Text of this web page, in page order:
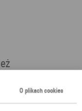
O plikach cookies